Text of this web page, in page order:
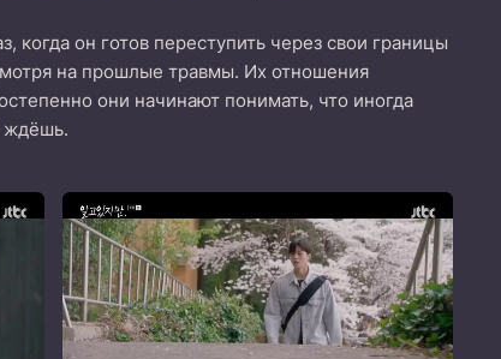
он готов переступить через свои границы
на прошлые травмы. Их отношения
они начинают понимать, что иногда
ждёшь.